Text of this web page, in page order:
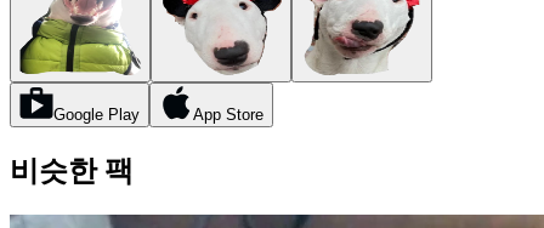
Google Play App Store
비슷한 팩